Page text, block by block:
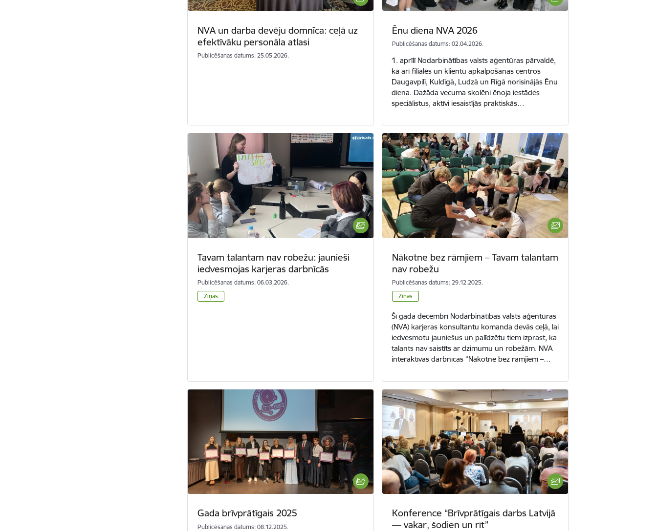
NVA un darba devēju domnīca: ceļā uz
efektīvāku personāla atlasi
Publicēšanas datums: 25.05.2026.
Ēnu diena NVA 2026
Publicēšanas datums: 02.04.2026.
1. aprīlī Nodarbinātības valsts aģentūras pārvaldē,
kā arī filiālēs un klientu apkalpošanas centros
Daugavpilī, Kuldīgā, Ludzā un Rīgā norisinājās Ēnu
diena. Dažāda vecuma skolēni ēnoja iestādes
speciālistus, aktīvi iesaistījās praktiskās…
Tavam talantam nav robežu: jaunieši
iedvesmojas karjeras darbnīcās
Publicēšanas datums: 06.03.2026.
Ziņas
Nākotne bez rāmjiem – Tavam talantam
nav robežu
Publicēšanas datums: 29.12.2025.
Ziņas
Šī gada decembrī Nodarbinātības valsts aģentūras
(NVA) karjeras konsultantu komanda devās ceļā, lai
iedvesmotu jauniešus un palīdzētu tiem izprast, ka
talants nav saistīts ar dzimumu un robežām. NVA
interaktīvās darbnīcas “Nākotne bez rāmjiem –…
Gada brīvprātīgais 2025
Publicēšanas datums: 08.12.2025.
Konference “Brīvprātīgais darbs Latvijā
— vakar, šodien un rīt”